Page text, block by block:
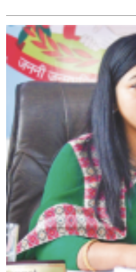
बाँके एसपी अंगुर जिसिको
भन्सार छलिका सामानहरु
नेपाल प्रहरीमा जवानदेखि
विभागीय कारवाहीमा,